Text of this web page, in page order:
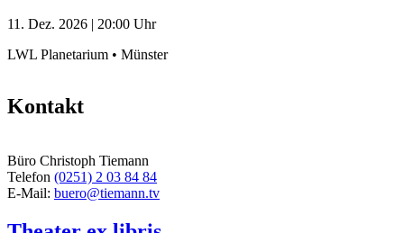
11. Dez. 2026 | 20:00 Uhr
LWL Planetarium • Münster
Kontakt
Büro Christoph Tiemann
Telefon (0251) 2 03 84 84
E-Mail: buero@tiemann.tv